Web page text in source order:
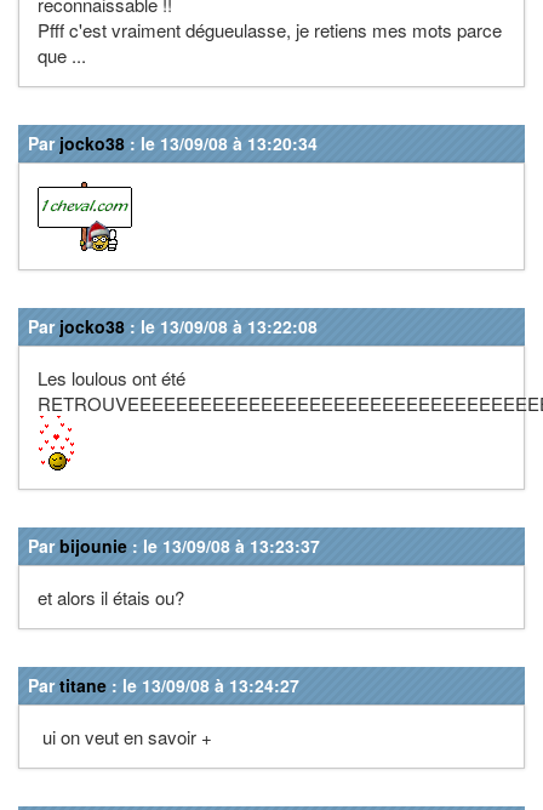
Pfff c'est vraiment dégueulasse, je retiens mes mots parce
que ...
Par jocko38 : le 13/09/08 à 13:20:34
Par jocko38 : le 13/09/08 à 13:22:08
Les loulous ont été
Parbijounie : le 13/09/08 à 13:23:37
et alors il étais ou?
Partitane : le 13/09/08 à 13:24:27
ui on veut en savoir +